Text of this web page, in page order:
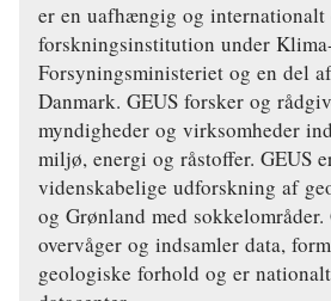
er en uafhængig og internationalt
forskningsinstitution under
Forsyningsministeriet og en del
Danmark. GEUS forsker og
myndigheder og virksomheder
miljø, energi og råstoffer. GEUS
videnskabelige udforskning af
og Grønland med
overvåger og indsamler data,
geologiske forhold og er